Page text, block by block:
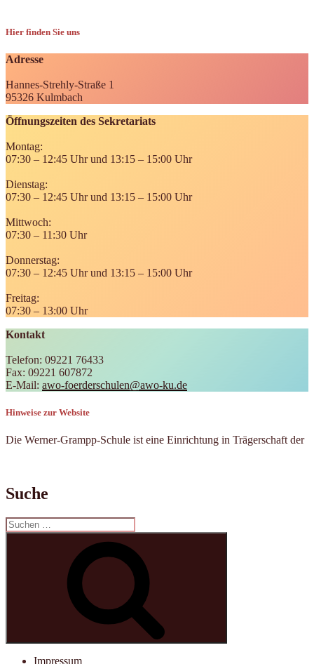
Hier finden Sie uns
Adresse
Hannes-Strehly-Straße 1
95326 Kulmbach
Öffnungszeiten des Sekretariats
Montag:
07:30 – 12:45 Uhr und 13:15 – 15:00 Uhr
Dienstag:
07:30 – 12:45 Uhr und 13:15 – 15:00 Uhr
Mittwoch:
07:30 – 11:30 Uhr
Donnerstag:
07:30 – 12:45 Uhr und 13:15 – 15:00 Uhr
Freitag:
07:30 – 13:00 Uhr
Kontakt
Telefon: 09221 76433
Fax: 09221 607872
E-Mail: awo-foerderschulen@awo-ku.de
Hinweise zur Website
Die Werner-Grampp-Schule ist eine Einrichtung in Trägerschaft der
Suche
Suchen
nach:
Impressum